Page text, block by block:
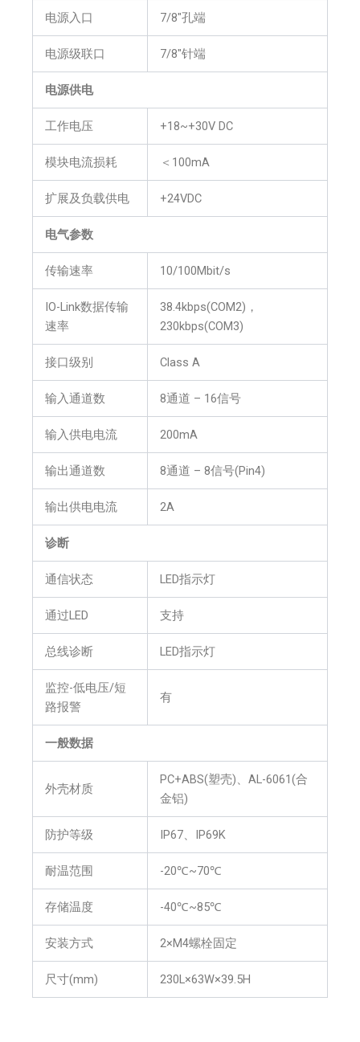
电源入口 7/8″孔端
电源级联口 7/8″针端
电源供电
工作电压 +18~+30V DC
模块电流损耗 ＜100mA
扩展及负载供电 +24VDC
电气参数
传输速率 10/100Mbit/s
IO-Link数据传输
速率
38.4kbps(COM2)，
230kbps(COM3)
接口级别 Class A
输入通道数 8通道 – 16信号
输入供电电流 200mA
输出通道数 8通道 – 8信号(Pin4)
输出供电电流 2A
诊断
通信状态 LED指示灯
通过LED 支持
总线诊断 LED指示灯
监控-低电压/短
路报警
有
一般数据
外壳材质
PC+ABS(塑壳)、AL-6061(合
金铝)
防护等级 IP67、IP69K
耐温范围 -20℃~70℃
存储温度 -40℃~85℃
安装方式 2×M4螺栓固定
尺寸(mm) 230L×63W×39.5H